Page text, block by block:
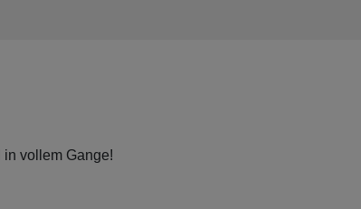
vollem Gange!